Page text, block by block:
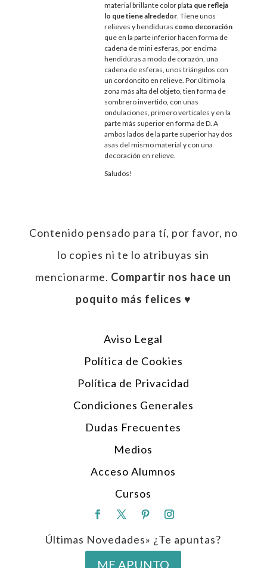
material brillante color plata que refleja
lo que tiene alrededor. Tiene unos
relieves y hendiduras como decoración
que en la parte inferior hacen forma de
cadena de mini esferas, por encima
hendiduras a modo de corazón, una
cadena de esferas, unos triángulos con
un cordoncito en relieve. Por último la
zona más alta del objeto, tien forma de
sombrero invertido, con unas
ondulaciones, primero verticales y en la
parte más superior en forma de D. A
ambos lados de la parte superior hay dos
asas del mismo material y con una
decoración en relieve.
Saludos!
Contenido pensado para tí, por favor, no
lo copies ni te lo atribuyas sin
mencionarme. Compartir nos hace un
poquito más felices ♥︎
Aviso Legal
Política de Cookies
Política de Privacidad
Condiciones Generales
Dudas Frecuentes
Medios
Acceso Alumnos
Cursos
Últimas Novedades» ¿Te apuntas?
ME APUNTO